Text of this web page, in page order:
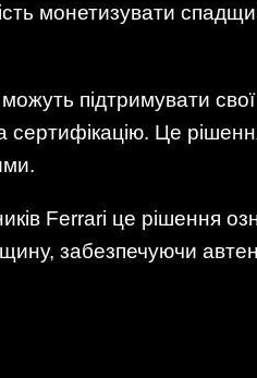
монетизувати
підтримувати
сертифікацію. Це
Ferrari це рішення
забезпечуючи